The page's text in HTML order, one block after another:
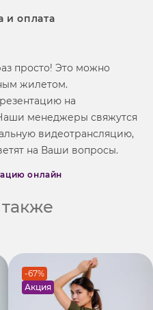
и оплата
просто! Это можно
жилетом.
на
менеджеры свяжутся
видеотрансляцию,
на Ваши вопросы.
онлайн
-67%
Акция